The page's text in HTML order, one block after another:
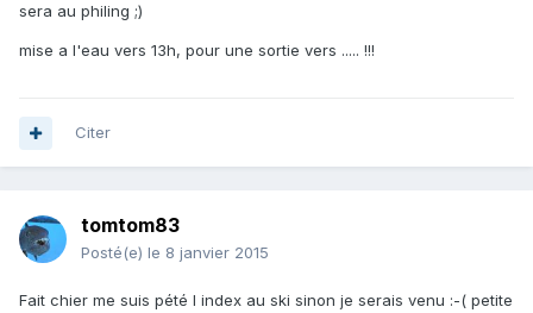
sera au philing ;)
mise a l'eau vers 13h, pour une sortie vers ..... !!!
Citer
tomtom83
Posté(e) le 8 janvier 2015
Fait chier me suis pété l index au ski sinon je serais venu :-( petite